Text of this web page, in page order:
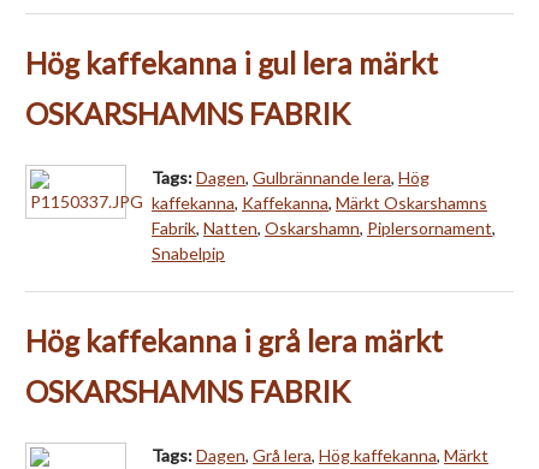
Hög kaffekanna i gul lera märkt
OSKARSHAMNS FABRIK
Tags:Dagen, Gulbrännande lera, Hög
kaffekanna, Kaffekanna, Märkt Oskarshamns
Fabrik, Natten, Oskarshamn, Piplersornament,
Snabelpip
Hög kaffekanna i grå lera märkt
OSKARSHAMNS FABRIK
Tags:Dagen, Grå lera, Hög kaffekanna, Märkt